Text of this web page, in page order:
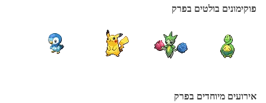
פוקימונים בולטים בפרק
אירועים מיוחדים בפרק